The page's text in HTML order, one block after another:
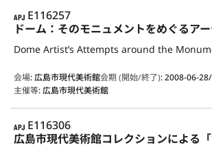
APJ
E116257
ドーム：そのモニュメントをめぐるア
Dome Artist’s Attempts around the
会場:広島市現代美術館会期 (開始/終了):2008-06-
主催等:広島市現代美術館
APJ
E116306